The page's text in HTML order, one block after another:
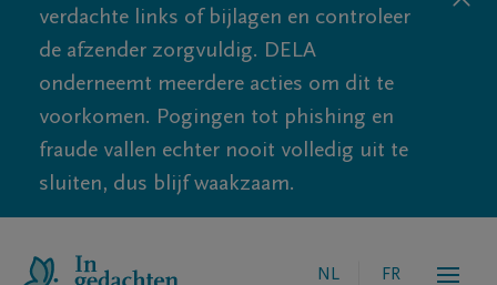
verdachte links of bijlagen en controleer
de afzender zorgvuldig. DELA
onderneemt meerdere acties om dit te
voorkomen. Pogingen tot phishing en
fraude vallen echter nooit volledig uit te
sluiten, dus blijf waakzaam.
NL FR